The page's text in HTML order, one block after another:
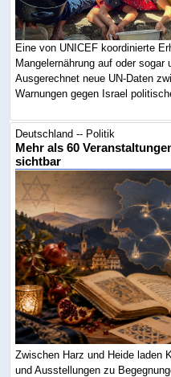
Eine von UNICEF koordinierte
Mangelernährung auf oder sogar
Ausgerechnet neue UN-Daten
Warnungen gegen Israel
Deutschland -- Politik
Mehr als 60
sichtbar
Zwischen Harz und Heide laden
und Ausstellungen zu